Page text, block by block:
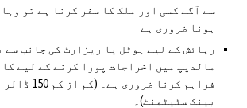
سے آگے کسی اور ملک کا سفر کرنا ہے تو
ہونا ضروری ہے
رہائش کے لیے ہوٹل یا ریزارٹ کی جانب سے
مالدیپ میں اخراجات پورا کرنے کے لیے
فراہم کرنا
بینک سٹیٹمنٹ)۔